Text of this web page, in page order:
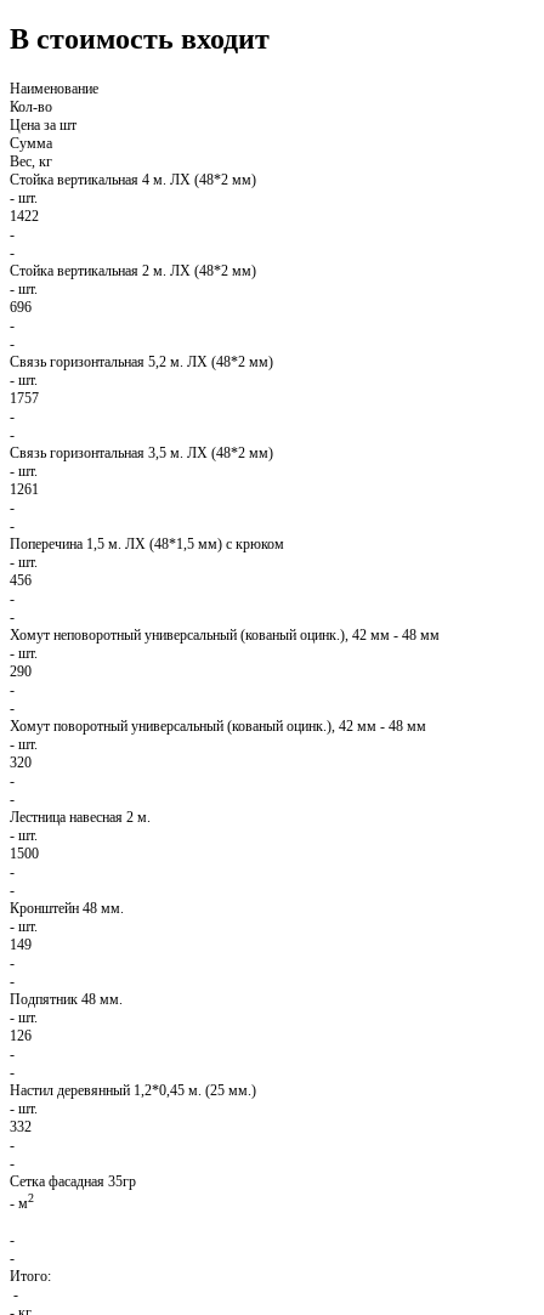
В стоимость входит
Наименование
Кол-во
Цена за шт
Сумма
Вес, кг
Стойка вертикальная 4 м. ЛХ (48*2 мм)
- шт.
1422
-
-
Стойка вертикальная 2 м. ЛХ (48*2 мм)
- шт.
696
-
-
Связь горизонтальная 5,2 м. ЛХ (48*2 мм)
- шт.
1757
-
-
Связь горизонтальная 3,5 м. ЛХ (48*2 мм)
- шт.
1261
-
-
Поперечина 1,5 м. ЛХ (48*1,5 мм) с крюком
- шт.
456
-
-
Хомут неповоротный универсальный (кованый оцинк.), 42 мм - 48 мм
- шт.
290
-
-
Хомут поворотный универсальный (кованый оцинк.), 42 мм - 48 мм
- шт.
320
-
-
Лестница навесная 2 м.
- шт.
1500
-
-
Кронштейн 48 мм.
- шт.
149
-
-
Подпятник 48 мм.
- шт.
126
-
-
Настил деревянный 1,2*0,45 м. (25 мм.)
- шт.
332
-
-
Сетка фасадная 35гр
- м2
-
-
Итого:
-